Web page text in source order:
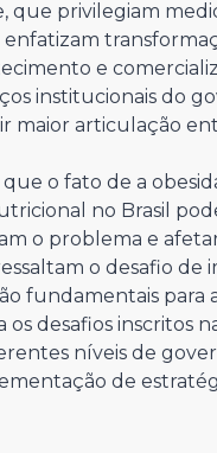
que privilegiam
e
institucionais do
maior articulação
que o fato de a
no Brasil
o problema e
o desafio
fundamentais para
os desafios inscritos
níveis de
de